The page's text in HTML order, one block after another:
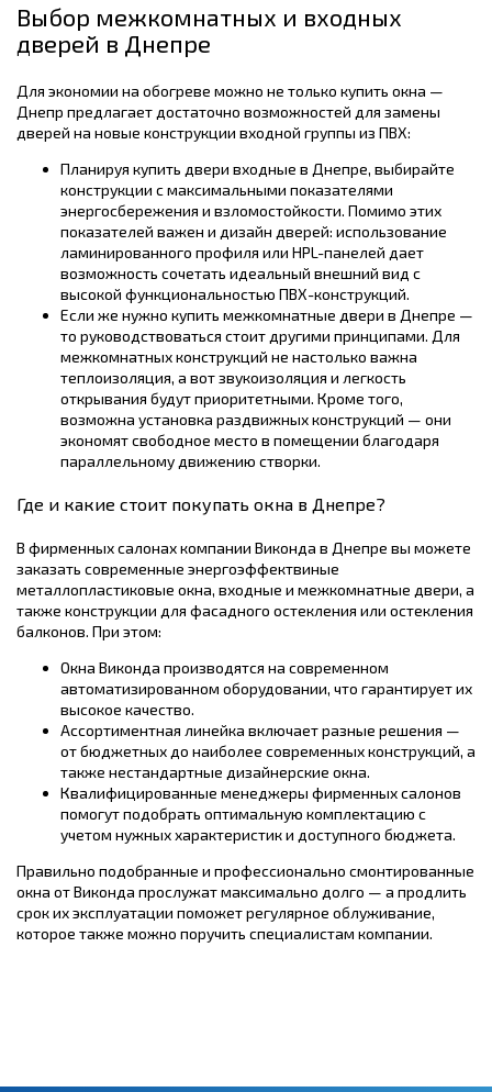
Выбор межкомнатных и входных
дверей в Днепре
Для экономии на обогреве можно не только купить окна —
Днепр предлагает достаточно возможностей для замены
дверей на новые конструкции входной группы из ПВХ:
Планируя купить двери входные в Днепре, выбирайте
конструкции с максимальными показателями
энергосбережения и взломостойкости. Помимо этих
показателей важен и дизайн дверей: использование
ламинированного профиля или HPL-панелей дает
возможность сочетать идеальный внешний вид с
высокой функциональностью ПВХ-конструкций.
Если же нужно купить межкомнатные двери в Днепре —
то руководствоваться стоит другими принципами. Для
межкомнатных конструкций не настолько важна
теплоизоляция, а вот звукоизоляция и легкость
открывания будут приоритетными. Кроме того,
возможна установка раздвижных конструкций — они
экономят свободное место в помещении благодаря
параллельному движению створки.
Где и какие стоит покупать окна в Днепре?
В фирменных салонах компании Виконда в Днепре вы можете
заказать современные энергоэффектвиные
металлопластиковые окна, входные и межкомнатные двери, а
также конструкции для фасадного остекления или остекления
балконов. При этом:
Окна Виконда производятся на современном
автоматизированном оборудовании, что гарантирует их
высокое качество.
Ассортиментная линейка включает разные решения —
от бюджетных до наиболее современных конструкций, а
также нестандартные дизайнерские окна.
Квалифицированные менеджеры фирменных салонов
помогут подобрать оптимальную комплектацию с
учетом нужных характеристик и доступного бюджета.
Правильно подобранные и профессионально смонтированные
окна от Виконда прослужат максимально долго — а продлить
срок их эксплуатации поможет регулярное облуживание,
которое также можно поручить специалистам компании.